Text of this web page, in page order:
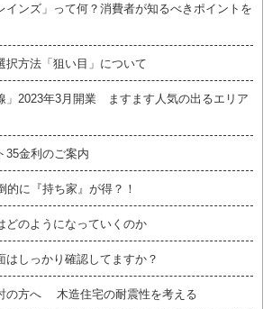
インズ」って何？消費者が知るべきポイントを
択方法「狙い目」について
」2023年3月開業 ますます人気の出るエリア
35金利のご案内
的に『持ち家』が得？！
どのようになっていくのか
はしっかり確認してますか？
の方へ 木造住宅の耐震性を考える